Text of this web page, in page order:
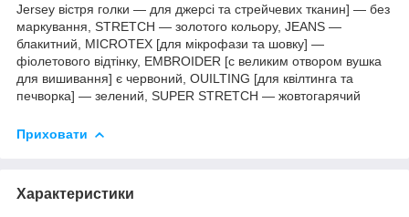
Jersey вістря голки — для джерсі та стрейчевих тканин] — без
маркування, STRETCH — золотого кольору, JEANS —
блакитний, MICROTEX [для мікрофази та шовку] —
фіолетового відтінку, EMBROIDER [с великим отвором вушка
для вишивання] є червоний, OUILTING [для квілтинга та
печворка] — зелений, SUPER STRETCH — жовтогарячий
Приховати
Характеристики